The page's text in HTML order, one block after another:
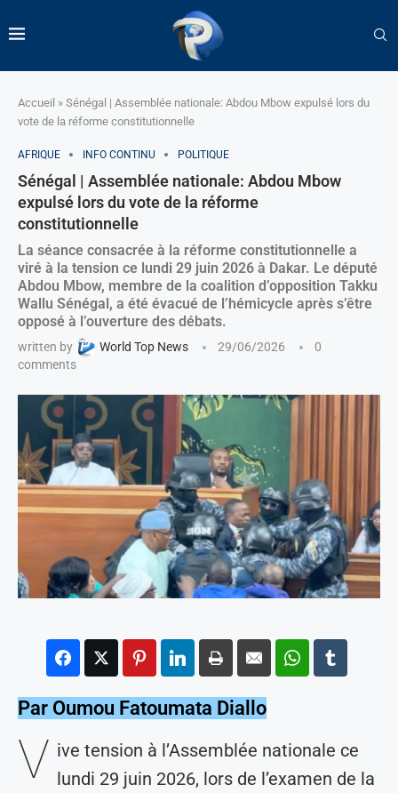
Accueil » Sénégal | Assemblée nationale: Abdou Mbow expulsé lors du
vote de la réforme constitutionnelle
AFRIQUE INFO CONTINU POLITIQUE
Sénégal | Assemblée nationale: Abdou Mbow
expulsé lors du vote de la réforme
constitutionnelle
La séance consacrée à la réforme constitutionnelle a
viré à la tension ce lundi 29 juin 2026 à Dakar. Le député
Abdou Mbow, membre de la coalition d’opposition Takku
Wallu Sénégal, a été évacué de l’hémicycle après s’être
opposé à l’ouverture des débats.
written by World Top News 29/06/2026
0
comments
Par Oumou Fatoumata Diallo
V ive tension à l’Assemblée nationale ce
lundi 29 juin 2026, lors de l’examen de la